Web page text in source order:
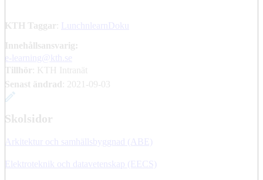
KTH Taggar
LunchnlearnDoku
Innehållsansvarig:
e-learning@kth.se
Tillhör
: KTH Intranät
Senast ändrad
2021-09-03
Skolsidor
Arkitektur och samhällsbyggnad (ABE)
Elektroteknik och datavetenskap (EECS)